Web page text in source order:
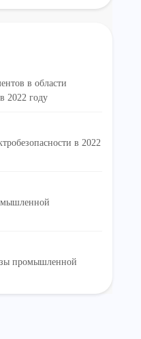
в области
2022 году
в 2022
промышленной